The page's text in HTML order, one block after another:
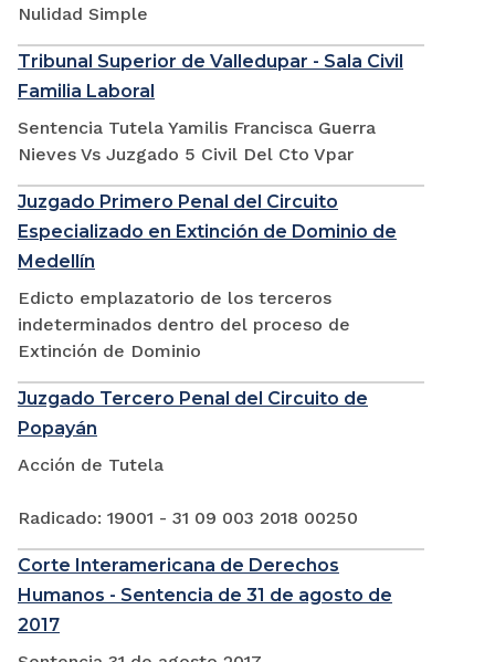
Nulidad Simple
Tribunal Superior de Valledupar - Sala Civil
Familia Laboral
Sentencia Tutela Yamilis Francisca Guerra
Nieves Vs Juzgado 5 Civil Del Cto Vpar
Juzgado Primero Penal del Circuito
Especializado en Extinción de Dominio de
Medellín
Edicto emplazatorio de los terceros
indeterminados dentro del proceso de
Extinción de Dominio
Juzgado Tercero Penal del Circuito de
Popayán
Acción de Tutela
Radicado: 19001 - 31 09 003 2018 00250
Corte Interamericana de Derechos
Humanos - Sentencia de 31 de agosto de
2017